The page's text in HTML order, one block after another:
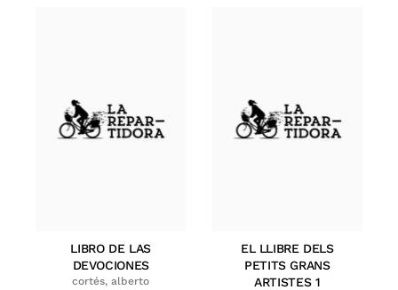
LIBRO DE LAS
DEVOCIONES
cortés, alberto
EL LLIBRE DELS
PETITS GRANS
ARTISTES 1